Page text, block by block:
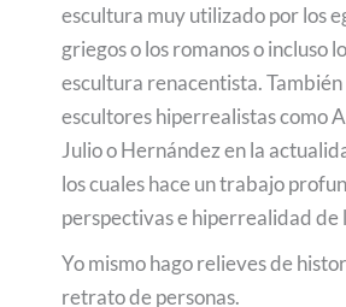
escultura muy utilizado por los
griegos o los romanos o incluso
escultura renacentista.
escultores hiperrealistas como
Julio o Hernández en la
los cuales hace un trabajo
perspectivas e hiperrealidad de
Yo mismo hago relieves de
retrato de personas.